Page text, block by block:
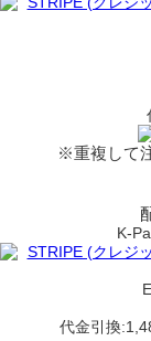
※重複して
K-
代金引換